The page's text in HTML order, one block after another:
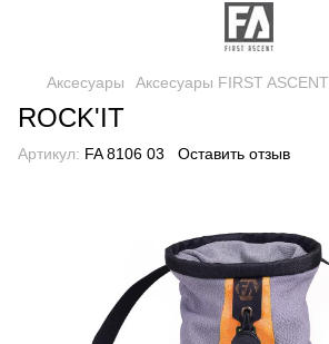
Аксесуары Аксесуары FIRST ASCENT
ROCK'IT
Артикул: FA 8106 03 Оставить отзыв